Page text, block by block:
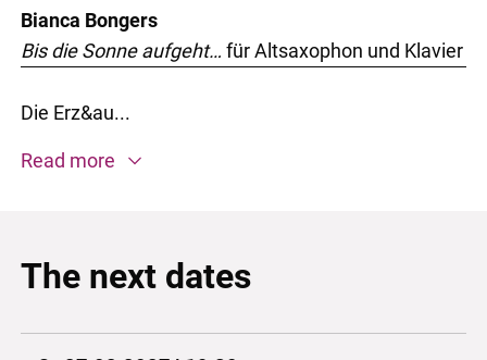
Bianca Bongers
Bis die Sonne aufgeht… für Altsaxophon und Klavier
Die Erz&au...
Read more
The next dates